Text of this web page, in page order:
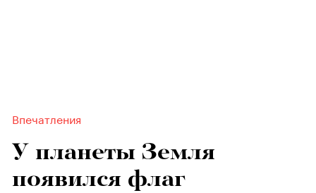
Впечатления
У планеты Земля
появился флаг